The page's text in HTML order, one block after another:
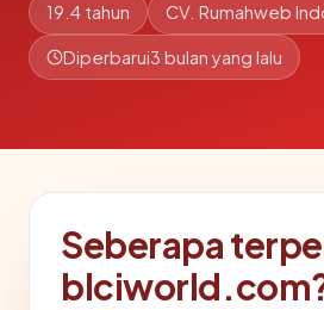
19.4 tahun CV. Rumahweb
Diperbarui3 bulan yang lalu
Seberapa